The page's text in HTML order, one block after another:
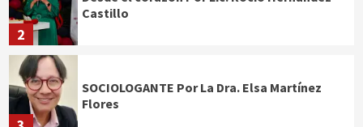
2
Castillo
SOCIOLOGANTE Por La Dra. Elsa Martínez
Flores